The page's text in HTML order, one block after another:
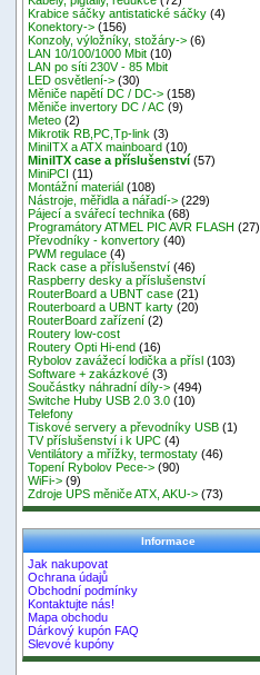
Krabice sáčky antistatické sáčky (4)
Konektory-> (156)
Konzoly, výložníky, stožáry-> (6)
LAN 10/100/1000 Mbit (10)
LAN po síti 230V - 85 Mbit
LED osvětlení-> (30)
Měniče napětí DC / DC-> (158)
Měniče invertory DC / AC (9)
Meteo (2)
Mikrotik RB,PC,Tp-link (3)
MiniITX a ATX mainboard (10)
MiniITX case a příslušenství (57)
MiniPCI (11)
Montážní materiál (108)
Nástroje, měřidla a nářadí-> (229)
Pájecí a svářecí technika (68)
Programátory ATMEL PIC AVR FLASH (27)
Převodníky - konvertory (40)
PWM regulace (4)
Rack case a příslušenství (46)
Raspberry desky a příslušenství
RouterBoard a UBNT case (21)
Routerboard a UBNT karty (20)
RouterBoard zařízení (2)
Routery low-cost
Routery Opti Hi-end (16)
Rybolov zavážecí lodička a přísl (103)
Software + zakázkové (3)
Součástky náhradní díly-> (494)
Switche Huby USB 2.0 3.0 (10)
Telefony
Tiskové servery a převodníky USB (1)
TV příslušenství i k UPC (4)
Ventilátory a mřížky, termostaty (46)
Topení Rybolov Pece-> (90)
WiFi-> (9)
Zdroje UPS měniče ATX, AKU-> (73)
Informace
Jak nakupovat
Ochrana údajů
Obchodní podmínky
Kontaktujte nás!
Mapa obchodu
Dárkový kupón FAQ
Slevové kupóny